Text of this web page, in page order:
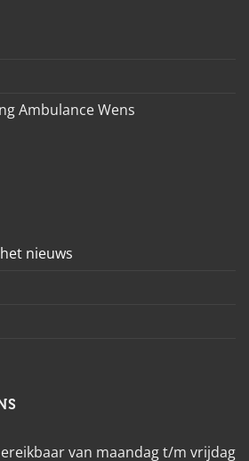
Ambulance Wens
nieuws
van maandag t/m vrijdag